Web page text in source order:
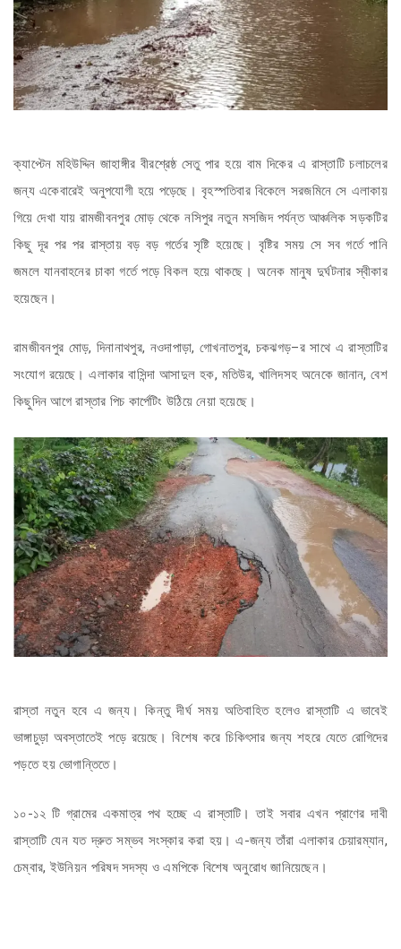
ক্যাপ্টেন মহিউদ্দিন জাহাঙ্গীর বীরশ্রেষ্ঠ সেতু পার হয়ে বাম দিকের এ রাস্তাটি চলাচলের
জন্য একেবারেই অনুপযোগী হয়ে পড়েছে। বৃহস্পতিবার বিকেলে সরজমিনে সে এলাকায়
গিয়ে দেখা যায় রামজীবনপুর মোড় থেকে নসিপুর নতুন মসজিদ পর্যন্ত আঞ্চলিক সড়কটির
কিছু দূর পর পর রাস্তায় বড় বড় গর্তের সৃষ্টি হয়েছে। বৃষ্টির সময় সে সব গর্তে পানি
জমলে যানবাহনের চাকা গর্তে পড়ে বিকল হয়ে থাকছে। অনেক মানুষ দুর্ঘটনার স্বীকার
হয়েছেন।
রামজীবনপুর মোড়, দিনানাথপুর, নওদাপাড়া, গোখনাতপুর, চকঝগড়–র সাথে এ রাস্তাটির
সংযোগ রয়েছে। এলাকার বাসিন্দা আসাদুল হক, মতিউর, খালিদসহ অনেকে জানান, বেশ
কিছুদিন আগে রাস্তার পিচ কার্পেটিং উঠিয়ে নেয়া হয়েছে।
রাস্তা নতুন হবে এ জন্য। কিন্তু দীর্ঘ সময় অতিবাহিত হলেও রাস্তাটি এ ভাবেই
ভাঙ্গাচুড়া অবস্তাতেই পড়ে রয়েছে। বিশেষ করে চিকিৎসার জন্য শহরে যেতে রোগিদের
পড়তে হয় ভোগান্তিতে।
১০-১২ টি গ্রামের একমাত্র পথ হচ্ছে এ রাস্তাটি। তাই সবার এখন প্রাণের দাবী
রাস্তাটি যেন যত দ্রুত সম্ভব সংস্কার করা হয়। এ-জন্য তাঁরা এলাকার চেয়ারম্যান,
চেম্বার, ইউনিয়ন পরিষদ সদস্য ও এমপিকে বিশেষ অনুরোধ জানিয়েছেন।